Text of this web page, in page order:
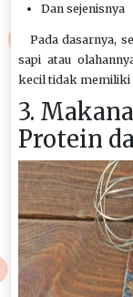
Dan sejenisnya
Pada dasarnya,
sapi atau
kecil tidak memiliki
3.
Protein